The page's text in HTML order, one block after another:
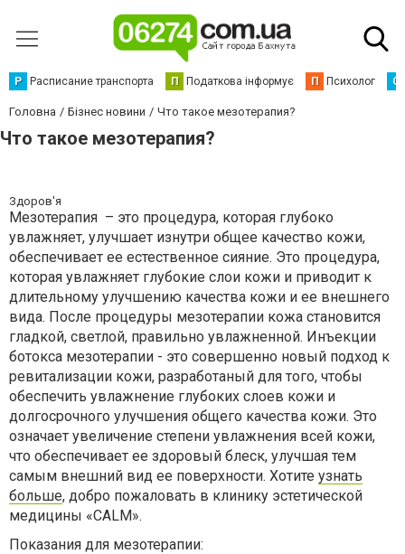
Р Расписание транспорта П Податкова інформує П Психолог С
Головна Бізнес новини Что такое мезотерапия?
Что такое мезотерапия?
Здоров'я
Мезотерапия – это процедура, которая глубоко
увлажняет, улучшает изнутри общее качество кожи,
обеспечивает ее естественное сияние. Это процедура,
которая увлажняет глубокие слои кожи и приводит к
длительному улучшению качества кожи и ее внешнего
вида. После процедуры мезотерапии кожа становится
гладкой, светлой, правильно увлажненной. Инъекции
ботокса мезотерапии - это совершенно новый подход к
ревитализации кожи, разработаный для того, чтобы
обеспечить увлажнение глубоких слоев кожи и
долгосрочного улучшения общего качества кожи. Это
означает увеличение степени увлажнения всей кожи,
что обеспечивает ее здоровый блеск, улучшая тем
самым внешний вид ее поверхности. Хотите узнать
больше, добро пожаловать в клинику эстетической
медицины «CALM».
Показания для мезотерапии: